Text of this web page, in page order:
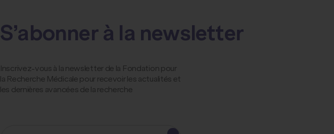
S’abonner à la newsletter
Inscrivez-vous à la newsletter de la Fondation pour
la Recherche Médicale pour recevoir les actualités et
les dernières avancées de la recherche